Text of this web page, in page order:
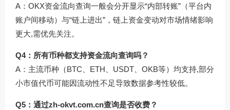
A：OKX资金流向查询一般会分开显示“内部转账”（平台内
账户间移动）与“链上进出”，链上资金变动对市场情绪影响
更大,需优先关注。
Q4：所有币种都支持资金流向查询吗？
A：主流币种（BTC、ETH、USDT、OKB等）均支持,部分
小市值代币可能因流动性不足导致数据参考性较低。
Q5：通过zh-okvt.com.cn查询是否收费？